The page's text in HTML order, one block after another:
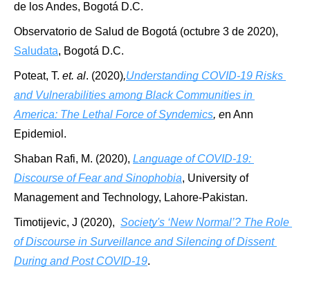
de los Andes, Bogotá D.C.
Saludata, Bogotá D.C.
Poteat, T. et. al. (2020),Understanding COVID-19 Risks
and Vulnerabilities among Black Communities in
America: The Lethal Force of Syndemics, en Ann
Epidemiol.
Shaban Rafi, M. (2020), Language of COVID-19:
Discourse of Fear and Sinophobia, University of
Management and Technology, Lahore-Pakistan.
Timotijevic, J (2020), Society's ‘New Normal’? The Role
of Discourse in Surveillance and Silencing of Dissent
During and Post COVID-19.